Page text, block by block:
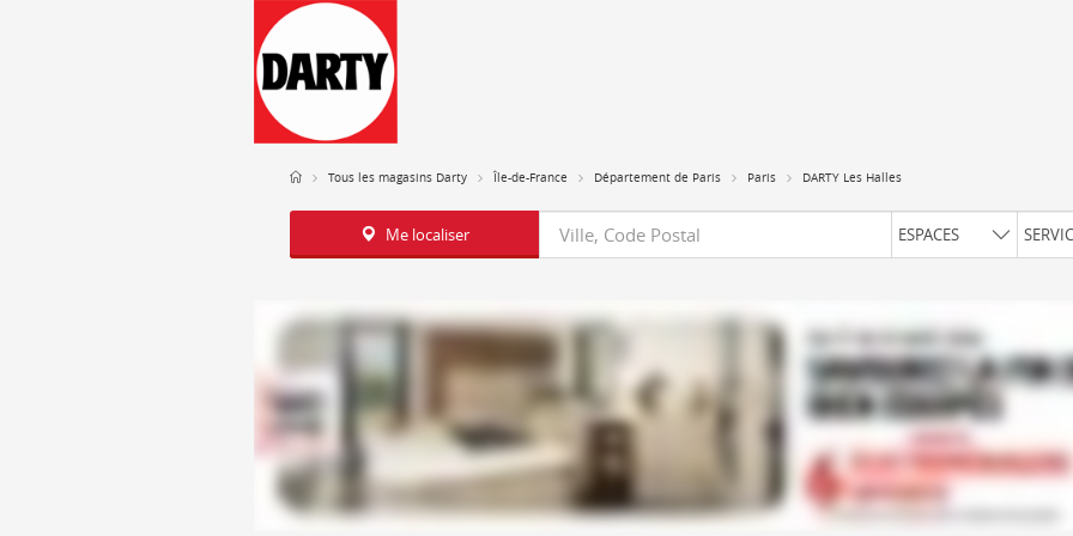
Tous les magasins Darty Île-de-France Département de Paris Paris DARTY Les Halles
Me localiser Requête ESPACES